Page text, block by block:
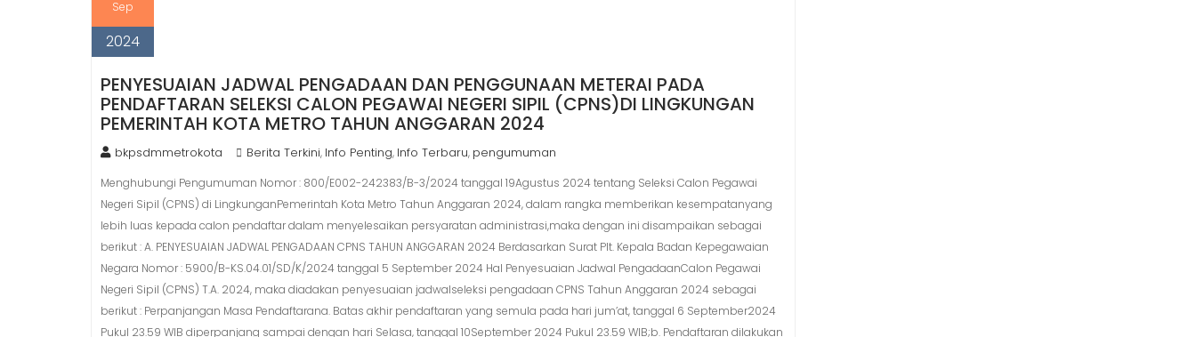
Sep
2024
PENYESUAIAN JADWAL PENGADAAN DAN PENGGUNAAN METERAI PADA
PENDAFTARAN SELEKSI CALON PEGAWAI NEGERI SIPIL (CPNS)DI LINGKUNGAN
PEMERINTAH KOTA METRO TAHUN ANGGARAN 2024
bkpsdmmetrokota Berita Terkini, Info Penting, Info Terbaru, pengumuman
Menghubungi Pengumuman Nomor : 800/E002-242383/B-3/2024 tanggal 19Agustus 2024 tentang Seleksi Calon Pegawai
Negeri Sipil (CPNS) di LingkunganPemerintah Kota Metro Tahun Anggaran 2024, dalam rangka memberikan kesempatanyang
lebih luas kepada calon pendaftar dalam menyelesaikan persyaratan administrasi,maka dengan ini disampaikan sebagai
berikut : A. PENYESUAIAN JADWAL PENGADAAN CPNS TAHUN ANGGARAN 2024 Berdasarkan Surat Plt. Kepala Badan Kepegawaian
Negara Nomor : 5900/B-KS.04.01/SD/K/2024 tanggal 5 September 2024 Hal Penyesuaian Jadwal PengadaanCalon Pegawai
Negeri Sipil (CPNS) T.A. 2024, maka diadakan penyesuaian jadwalseleksi pengadaan CPNS Tahun Anggaran 2024 sebagai
berikut : Perpanjangan Masa Pendaftarana. Batas akhir pendaftaran yang semula pada hari jum’at, tanggal 6 September2024
Pukul 23.59 WIB diperpanjang sampai dengan hari Selasa, tanggal 10September 2024 Pukul 23.59 WIB;b. Pendaftaran dilakukan